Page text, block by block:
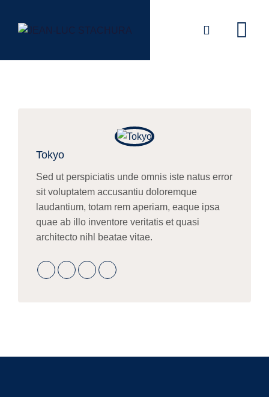
content
Tokyo
Sed ut perspiciatis unde omnis iste natus error
sit voluptatem accusantiu doloremque
laudantium, totam rem aperiam, eaque ipsa
quae ab illo inventore veritatis et quasi
architecto nihl beatae vitae.